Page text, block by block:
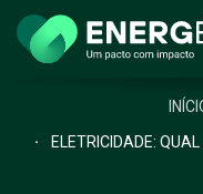
ELETRICIDADE: